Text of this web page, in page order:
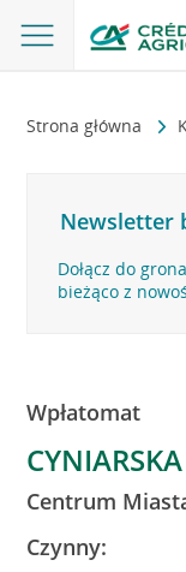
Strona główna
Newsletter
Dołącz do
bieżąco z
Wpłatomat
Centrum
Czynny: